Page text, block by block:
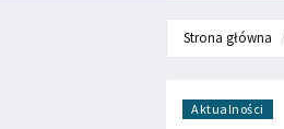
Strona główna
Aktualności